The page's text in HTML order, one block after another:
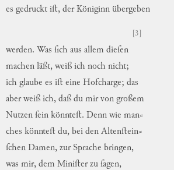
es gedruckt iſt, der Königinn übergeben
[3]
werden. Was ſich aus allem dieſen
machen läßt, weiß ich noch nicht;
ich glaube es iſt eine Hofcharge; das
aber weiß ich, daß du mir von großem
Nutzen ſein könnteſt. Denn wie man⸗
ches könnteſt du, bei den Altenſtein⸗
ſchen Damen, zur Sprache bringen,
was mir, dem Miniſter zu ſagen,